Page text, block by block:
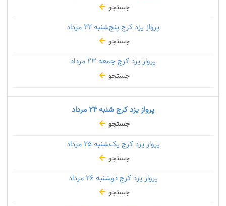
جستجو
پرواز یزد کرج پنج‌شنبه
جستجو
پرواز یزد کرج جمعه
جستجو
پرواز یزد کرج شنبه
جستجو
پرواز یزد کرج یک‌شنبه۲۵ مرداد
جستجو
پرواز یزد کرج دوشنبه
جستجو